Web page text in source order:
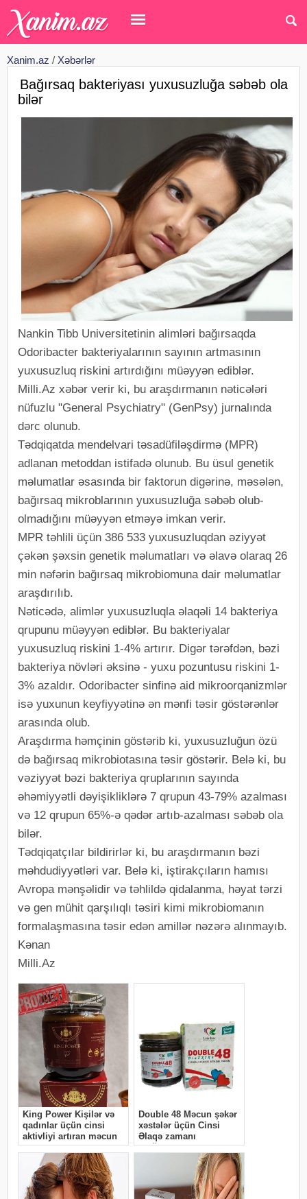
Xanim.az / Xəbərlər
Bağırsaq bakteriyası yuxusuzluğa səbəb ola
bilər
Nankin Tibb Universitetinin alimləri bağırsaqda
Odoribacter bakteriyalarının sayının artmasının
yuxusuzluq riskini artırdığını müəyyən ediblər.
Milli.Az xəbər verir ki, bu araşdırmanın nəticələri
nüfuzlu "General Psychiatry" (GenPsy) jurnalında
dərc olunub.
Tədqiqatda mendelvari təsadüfiləşdirmə (MPR)
adlanan metoddan istifadə olunub. Bu üsul genetik
məlumatlar əsasında bir faktorun digərinə, məsələn,
bağırsaq mikroblarının yuxusuzluğa səbəb olub-
olmadığını müəyyən etməyə imkan verir.
MPR təhlili üçün 386 533 yuxusuzluqdan əziyyət
çəkən şəxsin genetik məlumatları və əlavə olaraq 26
min nəfərin bağırsaq mikrobiomuna dair məlumatlar
araşdırılıb.
Nəticədə, alimlər yuxusuzluqla əlaqəli 14 bakteriya
qrupunu müəyyən ediblər. Bu bakteriyalar
yuxusuzluq riskini 1-4% artırır. Digər tərəfdən, bəzi
bakteriya növləri əksinə - yuxu pozuntusu riskini 1-
3% azaldır. Odoribacter sinfinə aid mikroorqanizmlər
isə yuxunun keyfiyyətinə ən mənfi təsir göstərənlər
arasında olub.
Araşdırma həmçinin göstərib ki, yuxusuzluğun özü
də bağırsaq mikrobiotasına təsir göstərir. Belə ki, bu
vəziyyət bəzi bakteriya qruplarının sayında
əhəmiyyətli dəyişikliklərə 7 qrupun 43-79% azalması
və 12 qrupun 65%-ə qədər artıb-azalması səbəb ola
bilər.
Tədqiqatçılar bildirirlər ki, bu araşdırmanın bəzi
məhdudiyyətləri var. Belə ki, iştirakçıların hamısı
Avropa mənşəlidir və təhlildə qidalanma, həyat tərzi
və gen mühit qarşılıqlı təsiri kimi mikrobiomanın
formalaşmasına təsir edən amillər nəzərə alınmayıb.
Kənan
Milli.Az